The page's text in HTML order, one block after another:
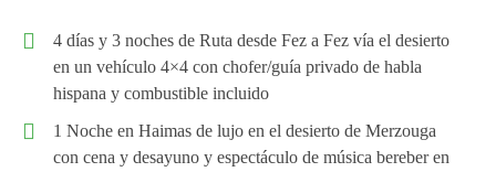
4 días y 3 noches de Ruta desde Fez a Fez vía el desierto
en un vehículo 4×4 con chofer/guía privado de habla
hispana y combustible incluido
1 Noche en Haimas de lujo en el desierto de Merzouga
con cena y desayuno y espectáculo de música bereber en